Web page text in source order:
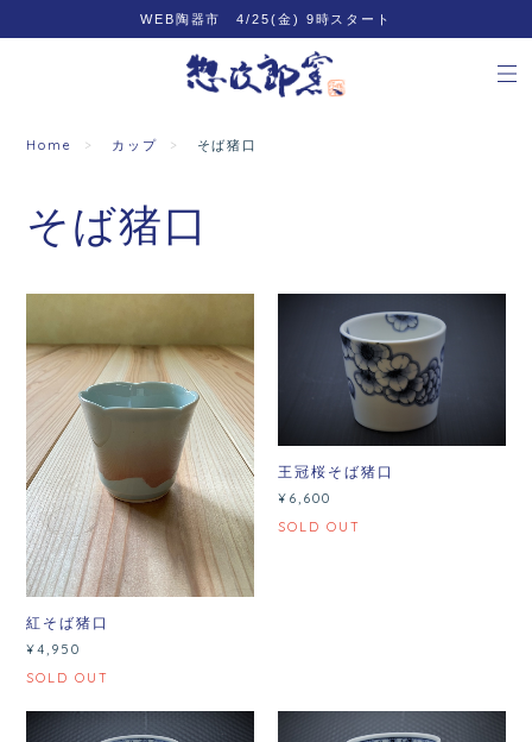
WEB陶器市 4/25(金) 9時スタート
Home カップ そば猪口
そば猪口
紅そば猪口
¥4,950
SOLD OUT
王冠桜そば猪口
¥6,600
SOLD OUT